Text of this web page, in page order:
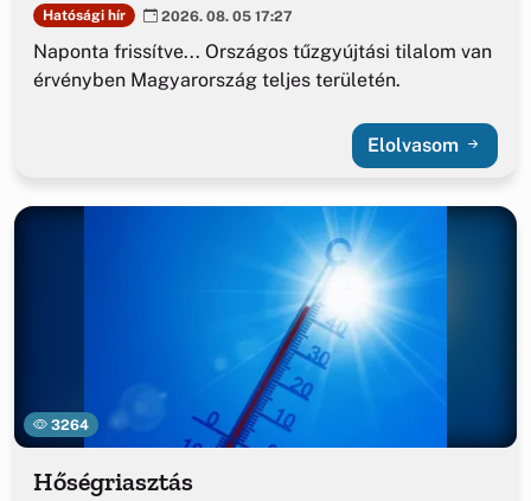
Hatósági hír 2026. 08. 05 17:27
Naponta frissítve... Országos tűzgyújtási tilalom van
érvényben Magyarország teljes területén.
Elolvasom
3264
Hőségriasztás